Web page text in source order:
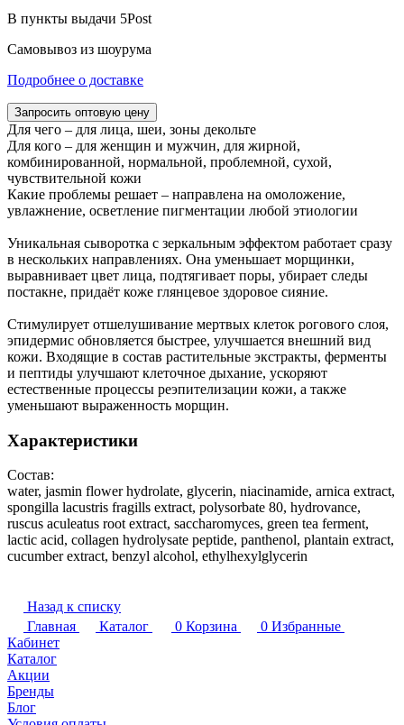
В пункты выдачи 5Post
Самовывоз из шоурума
Подробнее о доставке
Запросить оптовую цену
Для чего – для лица, шеи, зоны декольте
Для кого – для женщин и мужчин, для жирной,
комбинированной, нормальной, проблемной, сухой,
чувствительной кожи
Какие проблемы решает – направлена на омоложение,
увлажнение, осветление пигментации любой этиологии
Уникальная сыворотка с зеркальным эффектом работает сразу
в нескольких направлениях. Она уменьшает морщинки,
выравнивает цвет лица, подтягивает поры, убирает следы
постакне, придаёт коже глянцевое здоровое сияние.
Стимулирует отшелушивание мертвых клеток рогового слоя,
эпидермис обновляется быстрее, улучшается внешний вид
кожи. Входящие в состав растительные экстракты, ферменты
и пептиды улучшают клеточное дыхание, ускоряют
естественные процессы реэпителизации кожи, а также
уменьшают выраженность морщин.
Характеристики
Состав:
water, jasmin flower hydrolate, glycerin, niacinamide, arnica extract,
spongilla lacustris fragills extract, polysorbate 80, hydrovance,
ruscus aculeatus root extract, saccharomyces, green tea ferment,
lactic acid, collagen hydrolysate peptide, panthenol, plantain extract,
cucumber extract, benzyl alcohol, ethylhexylglycerin
Назад к списку
Главная
Каталог 0 Корзина 0 Избранные
Кабинет
Каталог
Акции
Бренды
Блог